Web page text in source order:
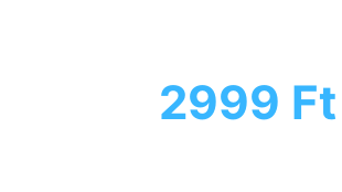
2999 Ft